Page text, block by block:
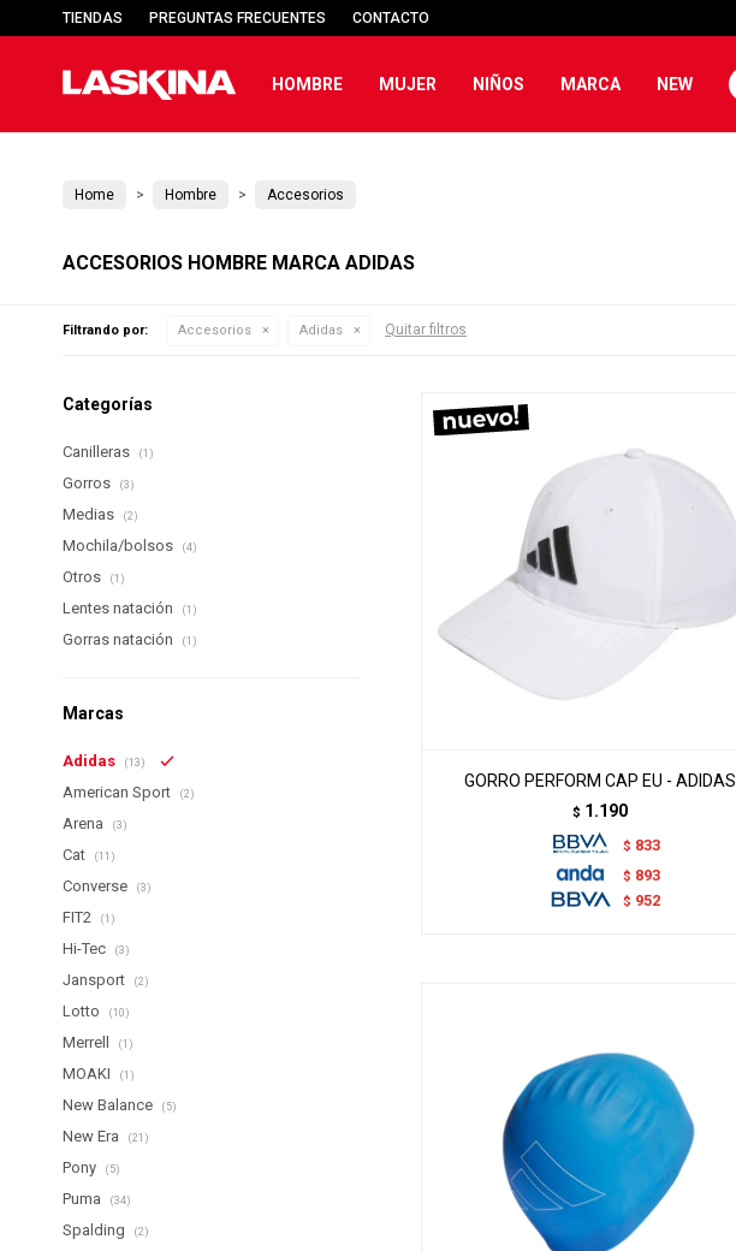
HOMBRE MUJER NIÑOS MARCA NEW
TIENDAS PREGUNTAS FRECUENTES CONTACTO
Home Hombre Accesorios
ACCESORIOS HOMBRE MARCA ADIDAS
Filtrando por: Accesorios Adidas Quitar filtros
GORRO PERFORM CAP EU - ADIDAS
$ 1.190
$ 833
$ 893
$ 952
Categorías
Canilleras (1)
Gorros (3)
Medias (2)
Mochila/bolsos (4)
Otros (1)
Lentes natación (1)
Gorras natación (1)
Marcas
Adidas (13)
American Sport (2)
Arena (3)
Cat (11)
Converse (3)
FIT2 (1)
Hi-Tec (3)
Jansport (2)
Lotto (10)
Merrell (1)
MOAKI (1)
New Balance (5)
New Era (21)
Pony (5)
Puma (34)
Spalding (2)